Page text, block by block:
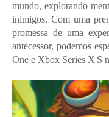
mundo, explorando
inimigos. Com uma
promessa de uma
antecessor, podemos
One e Xbox Series X|S